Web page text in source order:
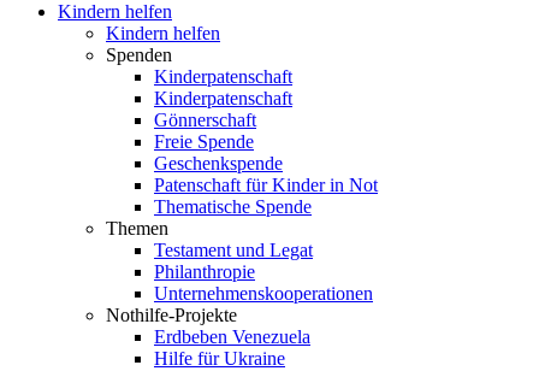
Kindern helfen
Kindern helfen
Spenden
Kinderpatenschaft
Kinderpatenschaft
Gönnerschaft
Freie Spende
Geschenkspende
Patenschaft für Kinder in Not
Thematische Spende
Themen
Testament und Legat
Philanthropie
Unternehmenskooperationen
Nothilfe-Projekte
Erdbeben Venezuela
Hilfe für Ukraine